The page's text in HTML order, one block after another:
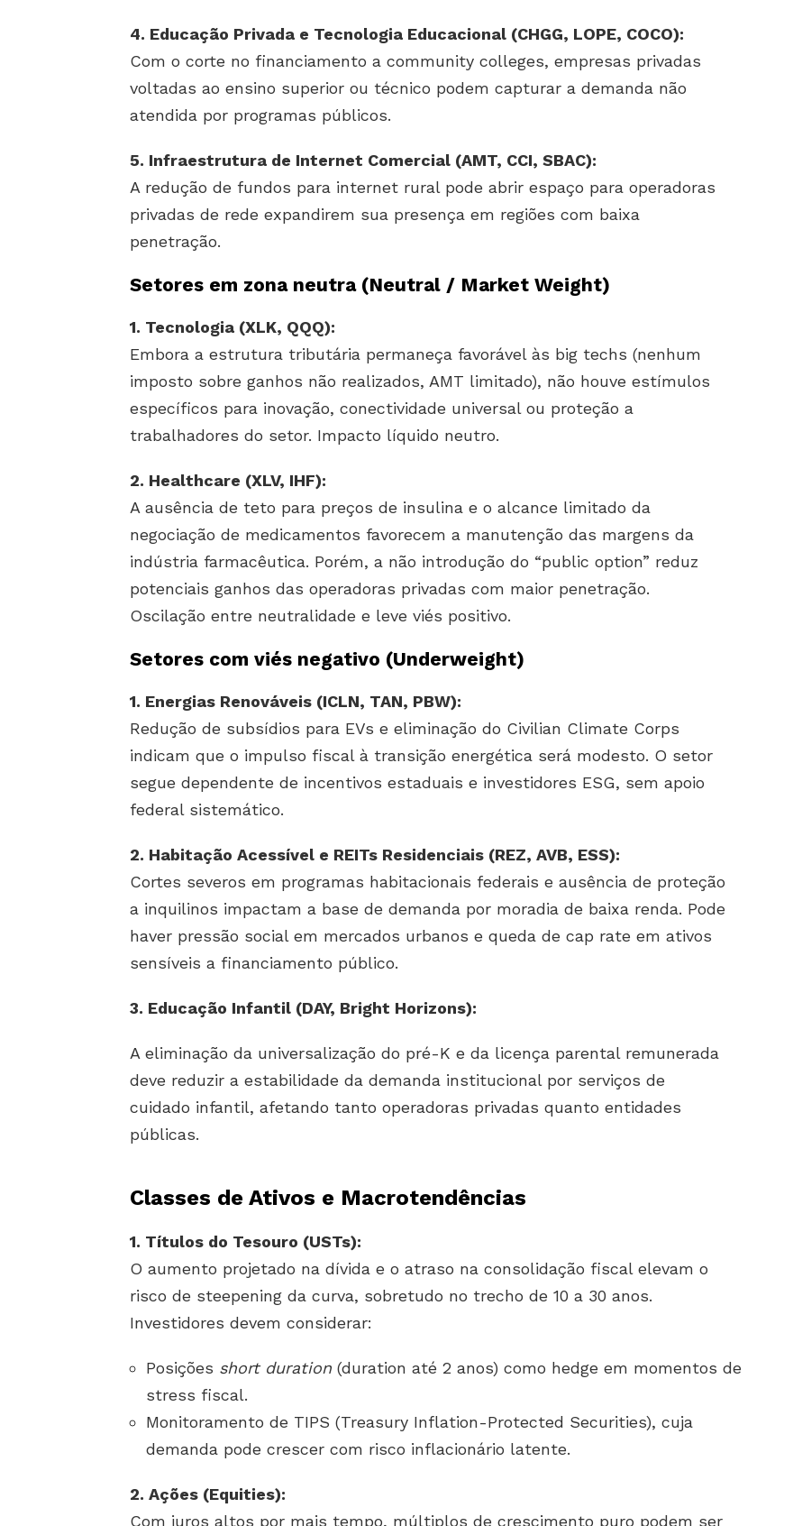
4. Educação Privada e Tecnologia Educacional (CHGG, LOPE, COCO):
Com o corte no financiamento a community colleges, empresas privadas
voltadas ao ensino superior ou técnico podem capturar a demanda não
atendida por programas públicos.
5. Infraestrutura de Internet Comercial (AMT, CCI, SBAC):
A redução de fundos para internet rural pode abrir espaço para operadoras
privadas de rede expandirem sua presença em regiões com baixa
penetração.
Setores em zona neutra (Neutral / Market Weight)
1. Tecnologia (XLK, QQQ):
Embora a estrutura tributária permaneça favorável às big techs (nenhum
imposto sobre ganhos não realizados, AMT limitado), não houve estímulos
específicos para inovação, conectividade universal ou proteção a
trabalhadores do setor. Impacto líquido neutro.
2. Healthcare (XLV, IHF):
A ausência de teto para preços de insulina e o alcance limitado da
negociação de medicamentos favorecem a manutenção das margens da
indústria farmacêutica. Porém, a não introdução do “public option” reduz
potenciais ganhos das operadoras privadas com maior penetração.
Oscilação entre neutralidade e leve viés positivo.
Setores com viés negativo (Underweight)
1. Energias Renováveis (ICLN, TAN, PBW):
Redução de subsídios para EVs e eliminação do Civilian Climate Corps
indicam que o impulso fiscal à transição energética será modesto. O setor
segue dependente de incentivos estaduais e investidores ESG, sem apoio
federal sistemático.
2. Habitação Acessível e REITs Residenciais (REZ, AVB, ESS):
Cortes severos em programas habitacionais federais e ausência de proteção
a inquilinos impactam a base de demanda por moradia de baixa renda. Pode
haver pressão social em mercados urbanos e queda de cap rate em ativos
sensíveis a financiamento público.
3. Educação Infantil (DAY, Bright Horizons):
A eliminação da universalização do pré-K e da licença parental remunerada
deve reduzir a estabilidade da demanda institucional por serviços de
cuidado infantil, afetando tanto operadoras privadas quanto entidades
públicas.
Classes de Ativos e Macrotendências
1. Títulos do Tesouro (USTs):
O aumento projetado na dívida e o atraso na consolidação fiscal elevam o
risco de steepening da curva, sobretudo no trecho de 10 a 30 anos.
Investidores devem considerar:
Posições short duration (duration até 2 anos) como hedge em momentos de
stress fiscal.
Monitoramento de TIPS (Treasury Inflation-Protected Securities), cuja
demanda pode crescer com risco inflacionário latente.
2. Ações (Equities):
Com juros altos por mais tempo, múltiplos de crescimento puro podem ser